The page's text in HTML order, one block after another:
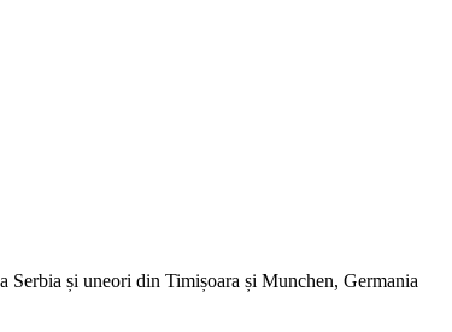
Serbia și uneori din Timișoara și Munchen, Germania